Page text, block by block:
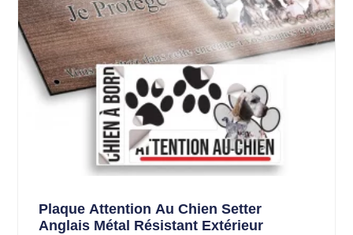
Plaque Attention Au Chien Setter
Anglais Métal Résistant Extérieur